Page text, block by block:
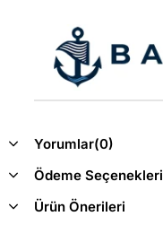
Yorumlar(0)
Ödeme Seçenekleri
Ürün Önerileri